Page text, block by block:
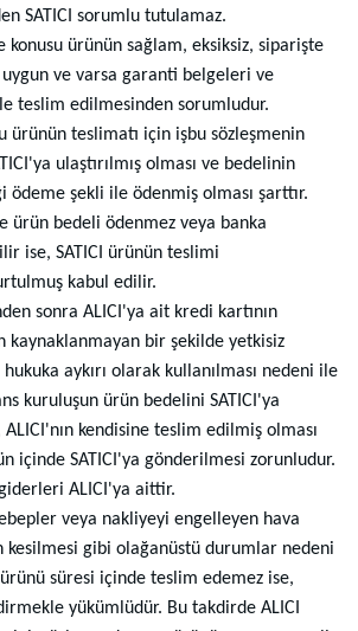
SATICI sorumlu tutulamaz.
konusu ürünün sağlam, eksiksiz, siparişte
ve varsa garanti belgeleri ve
teslim edilmesinden sorumludur.
ürünün teslimatı için işbu sözleşmenin
ulaştırılmış olması ve bedelinin
ödeme şekli ile ödenmiş olması şarttır.
ürün bedeli ödenmez veya banka
ise, SATICI ürünün teslimi
kabul edilir.
sonra ALICI'ya ait kredi kartının
kaynaklanmayan bir şekilde yetkisiz
hukuka aykırı olarak kullanılması nedeni ile
kuruluşun ürün bedelini SATICI'ya
kendisine teslim edilmiş olması
içinde SATICI'ya gönderilmesi zorunludur.
ALICI'ya aittir.
veya nakliyeyi engelleyen hava
kesilmesi gibi olağanüstü durumlar nedeni
süresi içinde teslim edemez ise,
yükümlüdür. Bu takdirde ALICI